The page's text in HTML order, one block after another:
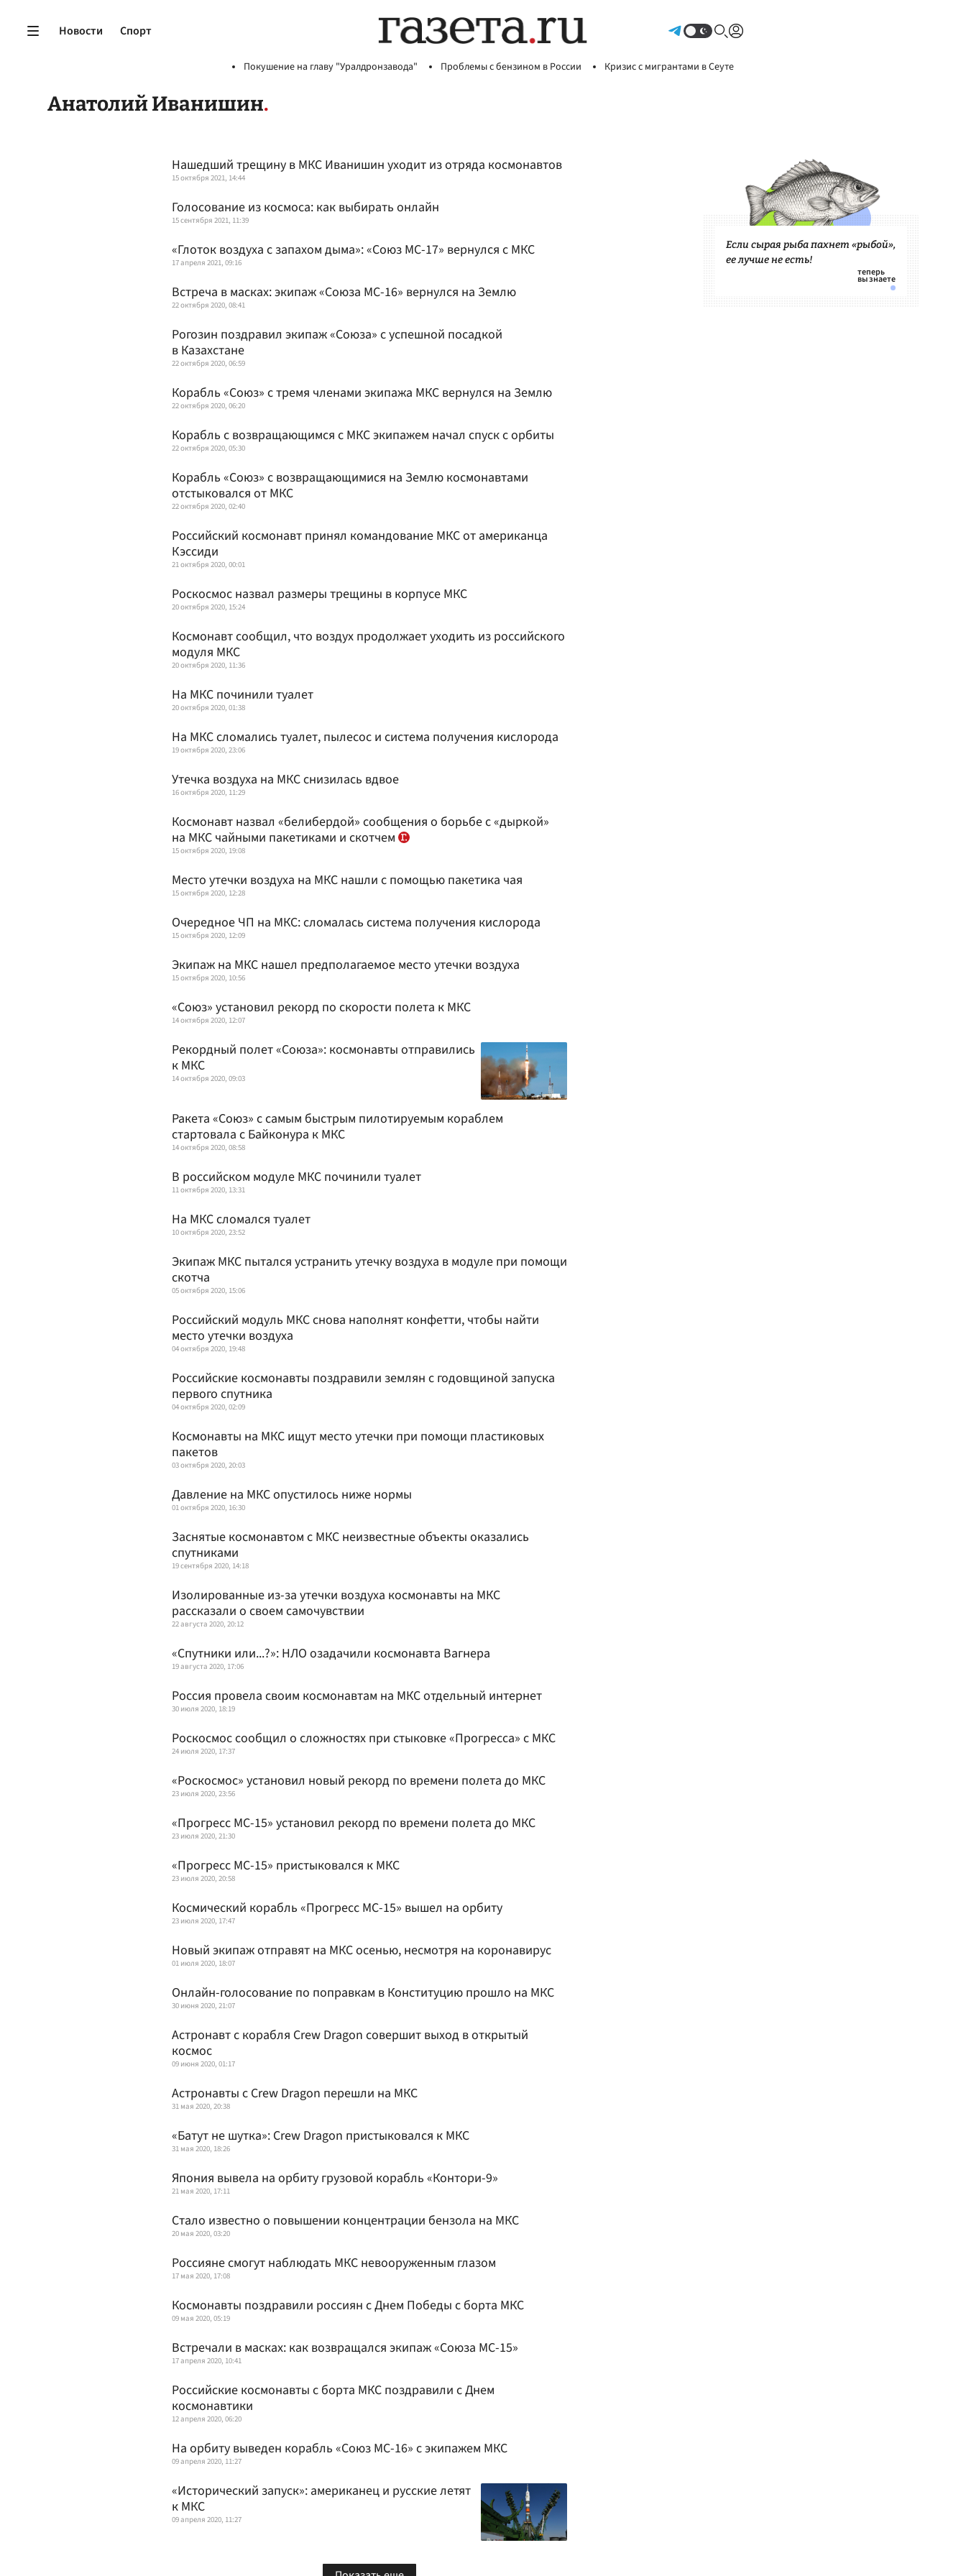
Новости Спорт
Покушение на главу "Уралдронзавода" Проблемы с бензином в России Кризис с мигрантами в Сеуте
Анатолий Иванишин
Нашедший трещину в МКС Иванишин уходит из отряда космонавтов
15 октября 2021, 14:44
Голосование из космоса: как выбирать онлайн
15 сентября 2021, 11:39
«Глоток воздуха с запахом дыма»: «Союз МС-17» вернулся с МКС
17 апреля 2021, 09:16
Встреча в масках: экипаж «Союза МС-16» вернулся на Землю
22 октября 2020, 08:41
Рогозин поздравил экипаж «Союза» с успешной посадкой
в Казахстане
22 октября 2020, 06:59
Корабль «Союз» с тремя членами экипажа МКС вернулся на Землю
22 октября 2020, 06:20
Корабль с возвращающимся с МКС экипажем начал спуск с орбиты
22 октября 2020, 05:30
Корабль «Союз» с возвращающимися на Землю космонавтами
отстыковался от МКС
22 октября 2020, 02:40
Российский космонавт принял командование МКС от американца
Кэссиди
21 октября 2020, 00:01
Роскосмос назвал размеры трещины в корпусе МКС
20 октября 2020, 15:24
Космонавт сообщил, что воздух продолжает уходить из российского
модуля МКС
20 октября 2020, 11:36
На МКС починили туалет
20 октября 2020, 01:38
На МКС сломались туалет, пылесос и система получения кислорода
19 октября 2020, 23:06
Утечка воздуха на МКС снизилась вдвое
16 октября 2020, 11:29
Космонавт назвал «белибердой» сообщения о борьбе с «дыркой»
на МКС чайными пакетиками и скотчем
15 октября 2020, 19:08
Место утечки воздуха на МКС нашли с помощью пакетика чая
15 октября 2020, 12:28
Очередное ЧП на МКС: сломалась система получения кислорода
15 октября 2020, 12:09
Экипаж на МКС нашел предполагаемое место утечки воздуха
15 октября 2020, 10:56
«Союз» установил рекорд по скорости полета к МКС
14 октября 2020, 12:07
Рекордный полет «Союза»: космонавты отправились
к МКС
14 октября 2020, 09:03
Ракета «Союз» с самым быстрым пилотируемым кораблем
стартовала с Байконура к МКС
14 октября 2020, 08:58
В российском модуле МКС починили туалет
11 октября 2020, 13:31
На МКС сломался туалет
10 октября 2020, 23:52
Экипаж МКС пытался устранить утечку воздуха в модуле при помощи
скотча
05 октября 2020, 15:06
Российский модуль МКС снова наполнят конфетти, чтобы найти
место утечки воздуха
04 октября 2020, 19:48
Российские космонавты поздравили землян с годовщиной запуска
первого спутника
04 октября 2020, 02:09
Космонавты на МКС ищут место утечки при помощи пластиковых
пакетов
03 октября 2020, 20:03
Давление на МКС опустилось ниже нормы
01 октября 2020, 16:30
Заснятые космонавтом с МКС неизвестные объекты оказались
спутниками
19 сентября 2020, 14:18
Изолированные из-за утечки воздуха космонавты на МКС
рассказали о своем самочувствии
22 августа 2020, 20:12
«Спутники или...?»: НЛО озадачили космонавта Вагнера
19 августа 2020, 17:06
Россия провела своим космонавтам на МКС отдельный интернет
30 июля 2020, 18:19
Роскосмос сообщил о сложностях при стыковке «Прогресса» с МКС
24 июля 2020, 17:37
«Роскосмос» установил новый рекорд по времени полета до МКС
23 июля 2020, 23:56
«Прогресс МС-15» установил рекорд по времени полета до МКС
23 июля 2020, 21:30
«Прогресс МС-15» пристыковался к МКС
23 июля 2020, 20:58
Космический корабль «Прогресс МС-15» вышел на орбиту
23 июля 2020, 17:47
Новый экипаж отправят на МКС осенью, несмотря на коронавирус
01 июля 2020, 18:07
Онлайн-голосование по поправкам в Конституцию прошло на МКС
30 июня 2020, 21:07
Астронавт с корабля Crew Dragon совершит выход в открытый
космос
09 июня 2020, 01:17
Астронавты с Crew Dragon перешли на МКС
31 мая 2020, 20:38
«Батут не шутка»: Crew Dragon пристыковался к МКС
31 мая 2020, 18:26
Япония вывела на орбиту грузовой корабль «Контори-9»
21 мая 2020, 17:11
Стало известно о повышении концентрации бензола на МКС
20 мая 2020, 03:20
Россияне смогут наблюдать МКС невооруженным глазом
17 мая 2020, 17:08
Космонавты поздравили россиян с Днем Победы с борта МКС
09 мая 2020, 05:19
Встречали в масках: как возвращался экипаж «Союза МС-15»
17 апреля 2020, 10:41
Российские космонавты с борта МКС поздравили с Днем
космонавтики
12 апреля 2020, 06:20
На орбиту выведен корабль «Союз МС-16» с экипажем МКС
09 апреля 2020, 11:27
«Исторический запуск»: американец и русские летят
к МКС
09 апреля 2020, 11:27
Если сырая рыба пахнет «рыбой»,
ее лучше не есть!